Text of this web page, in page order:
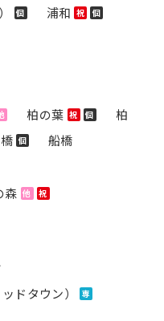
個 浦和 祝 個
柏の葉 祝 個
柏
個
船橋
森 他 祝
ドタウン） 専